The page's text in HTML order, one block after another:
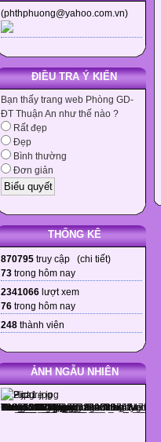
(phthphuong@yahoo.com.vn)
ĐIỀU TRA Ý KIẾN
Bạn thấy trang web Phòng GD-
ĐT Thuận An như thế nào ?
Rất đẹp
Đẹp
Bình thường
Đơn giản
THỐNG KÊ
870795 truy cập (chi tiết)
73 trong hôm nay
2341066 lượt xem
76 trong hôm nay
248 thành viên
ẢNH NGẪU NHIÊN